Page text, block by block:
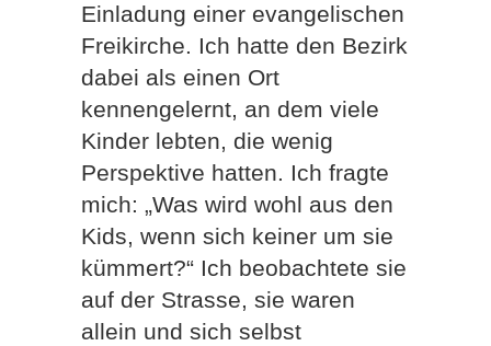
Einladung einer evangelischen
Freikirche. Ich hatte den Bezirk
dabei als einen Ort
kennengelernt, an dem viele
Kinder lebten, die wenig
Perspektive hatten. Ich fragte
mich: „Was wird wohl aus den
Kids, wenn sich keiner um sie
kümmert?“ Ich beobachtete sie
auf der Strasse, sie waren
allein und sich selbst